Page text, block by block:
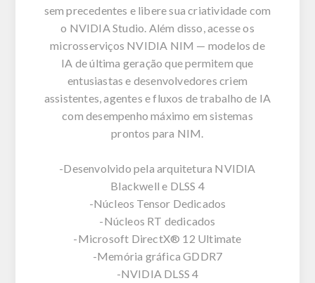
sem precedentes e libere sua criatividade com
o NVIDIA Studio. Além disso, acesse os
microsserviços NVIDIA NIM — modelos de
IA de última geração que permitem que
entusiastas e desenvolvedores criem
assistentes, agentes e fluxos de trabalho de IA
com desempenho máximo em sistemas
prontos para NIM.
-Desenvolvido pela arquitetura NVIDIA
Blackwell e DLSS 4
-Núcleos Tensor Dedicados
-Núcleos RT dedicados
-Microsoft DirectX® 12 Ultimate
-Memória gráfica GDDR7
-NVIDIA DLSS 4